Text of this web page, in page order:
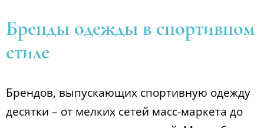
Бренды одежды в спортивном
стиле
Брендов, выпускающих спортивную одежду
десятки – от мелких сетей масс-маркета до